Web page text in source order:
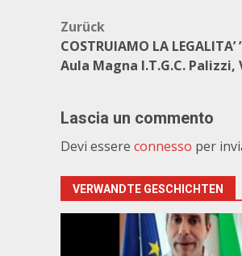
Zurück
COSTRUIAMO LA
Aula Magna I.T.G.C. Palizzi,
Lascia un commento
Devi essere connesso per
VERWANDTE GESCHICHTEN